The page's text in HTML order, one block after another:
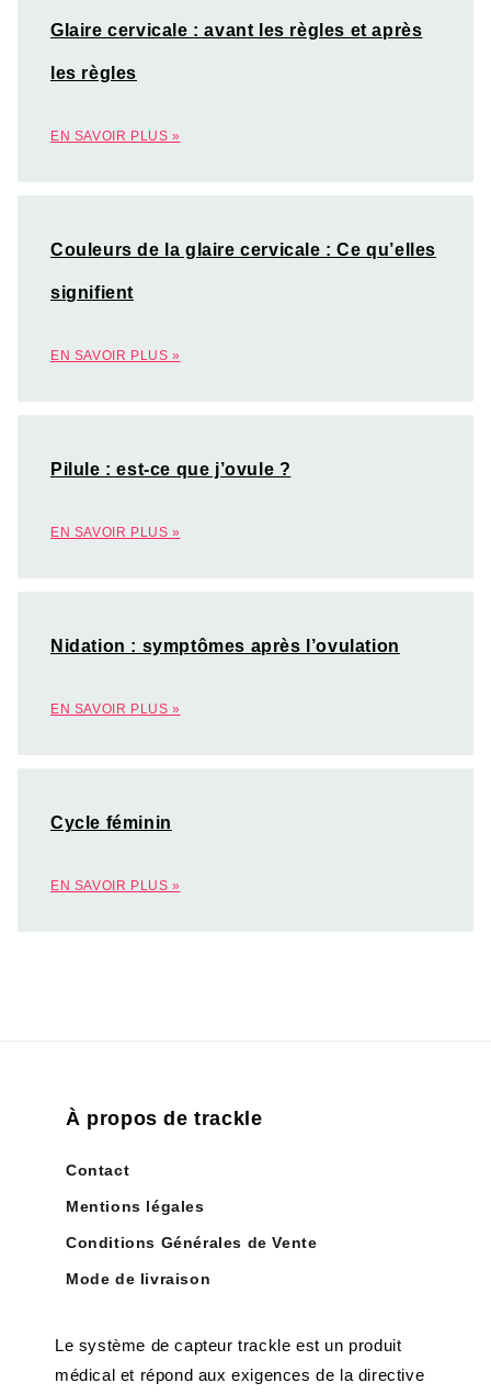
Glaire cervicale : avant les règles et après
les règles
EN SAVOIR PLUS »
Couleurs de la glaire cervicale : Ce qu’elles
signifient
EN SAVOIR PLUS »
Pilule : est-ce que j’ovule ?
EN SAVOIR PLUS »
Nidation : symptômes après l’ovulation
EN SAVOIR PLUS »
Cycle féminin
EN SAVOIR PLUS »
À propos de trackle
Contact
Mentions légales
Conditions Générales de Vente
Mode de livraison
Le système de capteur trackle est un produit
médical et répond aux exigences de la directive